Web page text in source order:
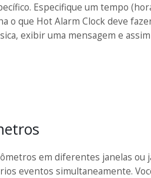
Especifique um tempo
o que Hot Alarm Clock deve
exibir uma mensagem e
em diferentes janelas ou
eventos simultaneamente.